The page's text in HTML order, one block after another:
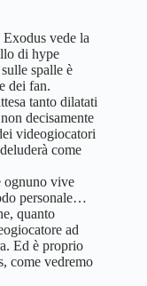
vede la
di hype
spalle è
dei fan.
tanto dilatati
decisamente
videogiocatori
come
ognuno vive
personale…
quanto
ad
Ed è proprio
come vedremo